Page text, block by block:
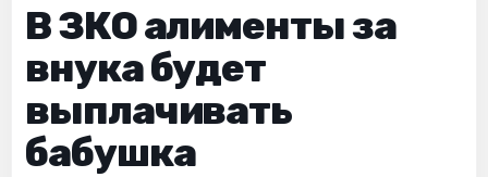
В ЗКО алименты за
внука будет
выплачивать
бабушка